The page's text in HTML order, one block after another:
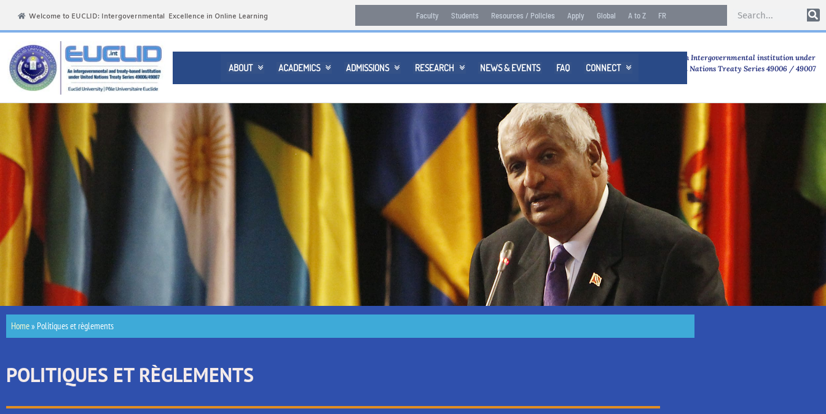
Welcome to EUCLID: Intergovernmental Excellence in Online Learning Faculty Students Resources / Policies Apply Global A to Z FR
ABOUT  ACADEMICS  ADMISSIONS  RESEARCH  NEWS & EVENTS FAQ CONNECT 
An Intergovernmental institution under
United Nations Treaty Series 49006 / 49007
Home» Politiques et règlements
POLITIQUES ET RÈGLEMENTS